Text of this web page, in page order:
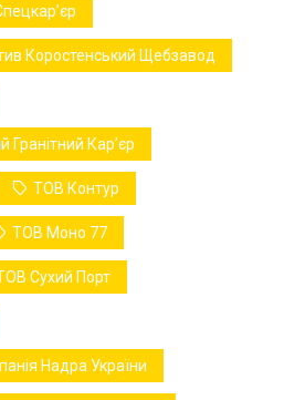
Коростенський Щебзавод
Карʼєр
ТОВ Контур
ТОВ Моно 77
Сухий Порт
Надра України